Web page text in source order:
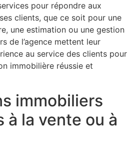
pour répondre aux
clients, que ce soit pour une
une estimation ou une gestion
de l’agence mettent leur
au service des clients pour
immobilière réussie et
immobiliers
à la vente ou à